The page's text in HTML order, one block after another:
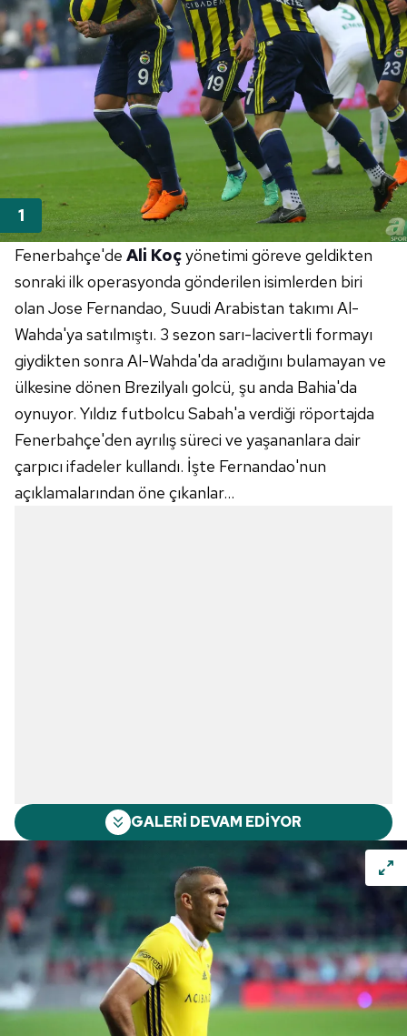
Fenerbahçe'de Ali Koçyönetimi göreve geldikten
sonraki ilk operasyonda gönderilen isimlerden biri
olan Jose Fernandao, Suudi Arabistan takımı Al-
Wahda'ya satılmıştı. 3 sezon sarı-lacivertli formayı
giydikten sonra Al-Wahda'da aradığını bulamayan ve
ülkesine dönen Brezilyalı golcü, şu anda Bahia'da
oynuyor. Yıldız futbolcu Sabah'a verdiği röportajda
Fenerbahçe'den ayrılış süreci ve yaşananlara dair
çarpıcı ifadeler kullandı. İşte Fernandao'nun
açıklamalarından öne çıkanlar...
GALERİ DEVAM EDİYOR